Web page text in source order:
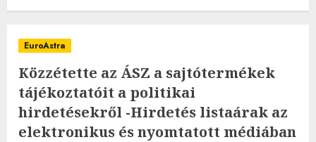
EuroAstra
Közzétette az ÁSZ a sajtótermékek
tájékoztatóit a politikai
hirdetésekről -Hirdetés listaárak az
elektronikus és nyomtatott médiában